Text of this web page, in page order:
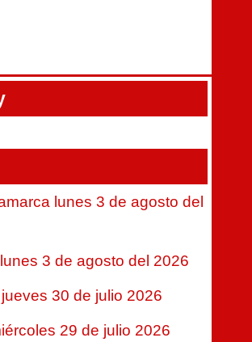
lunes 3 de agosto del
3 de agosto del 2026
30 de julio 2026
29 de julio 2026